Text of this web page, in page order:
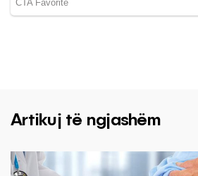
Artikuj të ngjashëm